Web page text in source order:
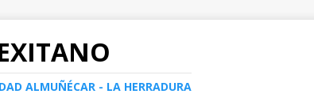
ALMUÑÉCAR - LA HERRADURA